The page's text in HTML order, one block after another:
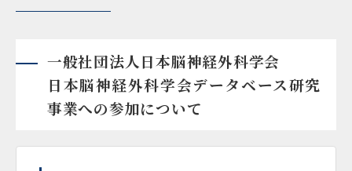
一般社団法人日本脳神経外科学会
日本脳神経外科学会データベース研究
事業への参加について